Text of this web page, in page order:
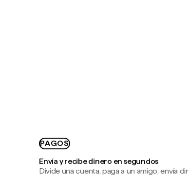
PAGOS
Envía y recibe dinero en segundos
Divide una cuenta, paga a un amigo, envía